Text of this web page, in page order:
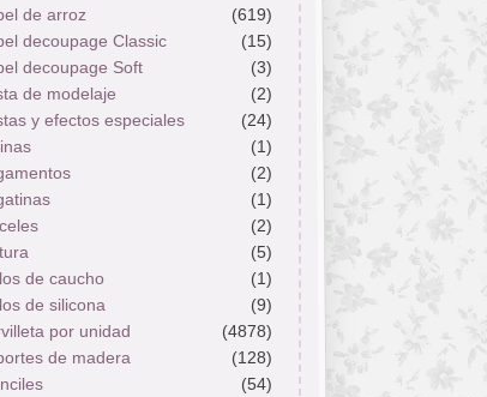
de arroz
(619)
decoupage Classic
(15)
decoupage Soft
(3)
de modelaje
(2)
y efectos especiales
(24)
(1)
(2)
(1)
(2)
(5)
de caucho
(1)
de silicona
(9)
por unidad
(4878)
de madera
(128)
(54)